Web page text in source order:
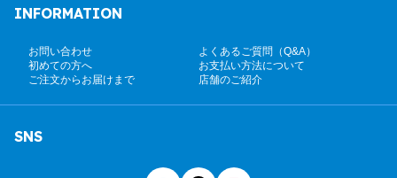
INFORMATION
お問い合わせ
よくあるご質問（Q&A）
初めての方へ
お支払い方法について
ご注文からお届けまで
店舗のご紹介
SNS